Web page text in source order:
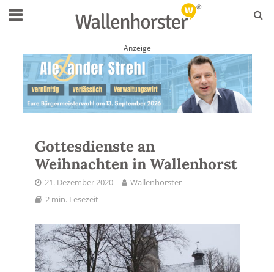
Anzeige
Gottesdienste an
Weihnachten in Wallenhorst
21. Dezember 2020
Wallenhorster
2 min. Lesezeit